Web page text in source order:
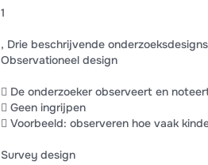
1
, Drie beschrijvende onderzoeksdesigns
Observationeel design
 De onderzoeker observeert en
 Geen ingrijpen
 Voorbeeld: observeren hoe vaak
Survey design